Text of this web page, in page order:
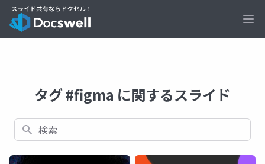
タグ #figma に関するスライド
検索